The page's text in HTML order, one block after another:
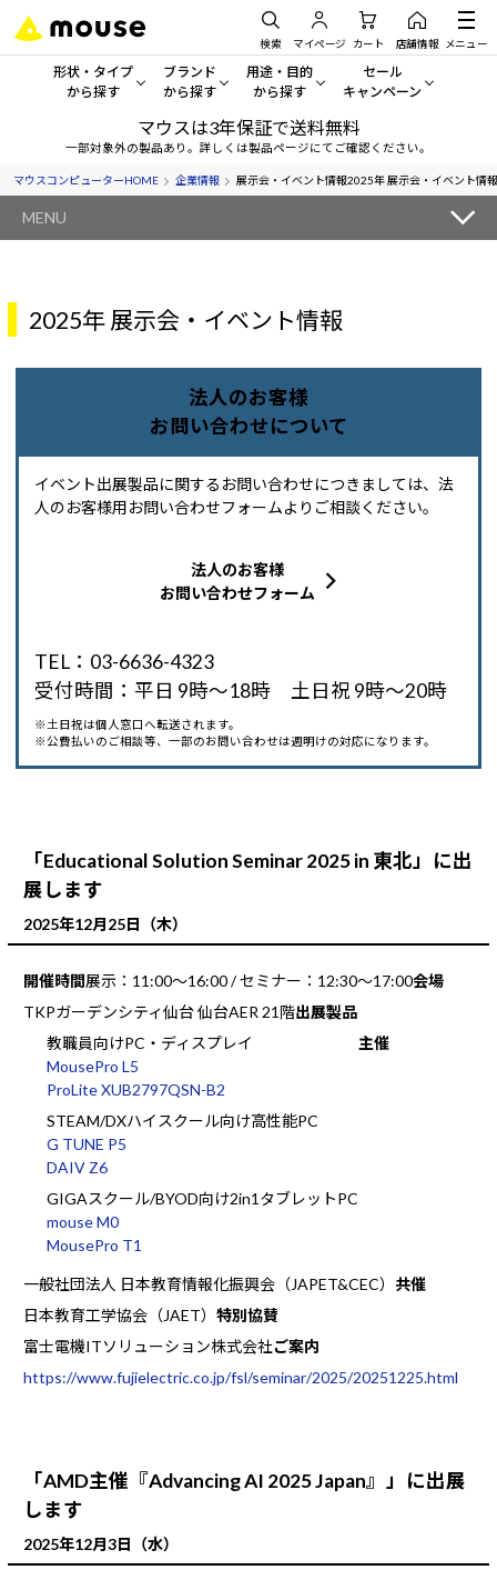
検索 マイページ カート 店舗情報 メニュー
形状・タイプ
から探す
形状・タイプから探す をすべてみる
デスクトップPC
ノートPC
ワークステーション
ディスプレイ
Windows 11|Copilot+ PC
ブランド
から探す
mouse
G TUNE
NEXTGEAR
iiyama
Windows 11|Copilot+ PC
用途・目的
から探す
一般向けパソコン
ゲーミングPC・ゲーム向けパソコン
クリエイティブ向け
スペック/パーツ別
AIおすすめパソコン
Windows 11|Copilot+ PC
セール
キャンペーン
セール・キャンペーン
期間限定セール
マウスは3年保証で送料無料
一部対象外の製品あり。詳しくは製品ページにてご確認ください。
マウスコンピューターHOME 企業情報 展示会・イベント情報2025年 展示会・イベント情報
MENU
2025年 展示会・イベント情報
法人のお客様
お問い合わせについて
イベント出展製品に関するお問い合わせにつきましては、法
人のお客様用お問い合わせフォームよりご相談ください。
法人のお客様
お問い合わせフォーム
TEL：03-6636-4323
受付時間：平日 9時～18時 土日祝 9時～20時
※土日祝は個人窓口へ転送されます。
※公費払いのご相談等、一部のお問い合わせは週明けの対応になります。
「Educational Solution Seminar 2025 in 東北」に出
展します
2025年12月25日（木）
開催時間展示：11:00～16:00 / セミナー：12:30～17:00会場
TKPガーデンシティ仙台 仙台AER 21階出展製品
教職員向けPC・ディスプレイ
MousePro L5
ProLite XUB2797QSN-B2
STEAM/DXハイスクール向け高性能PC
G TUNE P5
DAIV Z6
GIGAスクール/BYOD向け2in1タブレットPC
mouse M0
MousePro T1
主催
一般社団法人 日本教育情報化振興会（JAPET&CEC） 共催
日本教育工学協会（JAET） 特別協賛
富士電機ITソリューション株式会社ご案内
https://www.fujielectric.co.jp/fsl/seminar/2025/20251225.html
「AMD主催『Advancing AI 2025 Japan』」に出展
します
2025年12月3日（水）